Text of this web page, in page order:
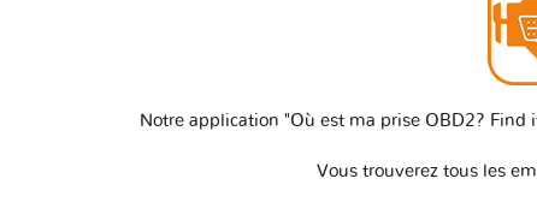
Notre application "Où est ma prise OBD2?
Vous trouverez tous les